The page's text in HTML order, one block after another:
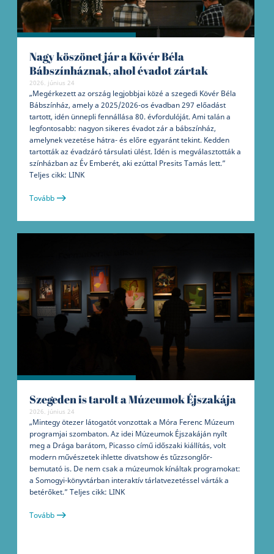
Nagy köszönet jár a Kövér Béla
Bábszínháznak, ahol évadot zártak
2026. június 24
„Megérkezett az ország legjobbjai közé a szegedi Kövér Béla
Bábszínház, amely a 2025/2026-os évadban 297 előadást
tartott, idén ünnepli fennállása 80. évfordulóját. Ami talán a
legfontosabb: nagyon sikeres évadot zár a bábszínház,
amelynek vezetése hátra- és előre egyaránt tekint. Kedden
tartották az évadzáró társulati ülést. Idén is megválasztották a
színházban az Év Emberét, aki ezúttal Presits Tamás lett.”
Teljes cikk: LINK
Tovább
Szegeden is tarolt a Múzeumok Éjszakája
2026. június 24
„Mintegy ötezer látogatót vonzottak a Móra Ferenc Múzeum
programjai szombaton. Az idei Múzeumok Éjszakáján nyílt
meg a Drága barátom, Picasso című időszaki kiállítás, volt
modern művészetek ihlette divatshow és tűzzsonglőr-
bemutató is. De nem csak a múzeumok kínáltak programokat:
a Somogyi-könyvtárban interaktív tárlatvezetéssel várták a
betérőket.” Teljes cikk: LINK
Tovább